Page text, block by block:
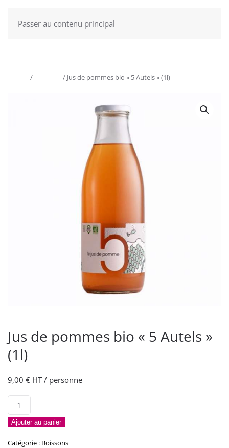
Passer au contenu principal
/ / Jus de pommes bio « 5 Autels » (1l)
Jus de pommes bio « 5 Autels »
(1l)
9,00 € HT / personne
quantité
de
Jus
de
Ajouter au panier
Catégorie : Boissons